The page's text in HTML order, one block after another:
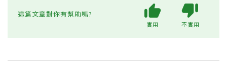
這篇文章對你有幫助嗎?
實用 不實用